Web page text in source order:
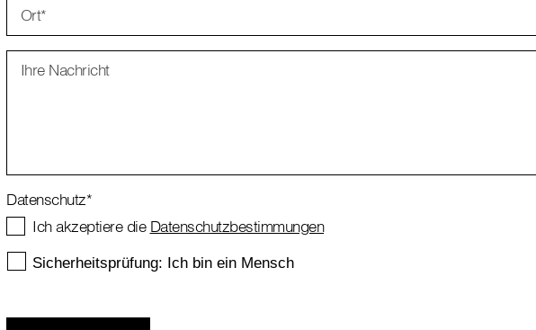
Ort*
Ihre Nachricht
Datenschutz*
Ich akzeptiere die Datenschutzbestimmungen